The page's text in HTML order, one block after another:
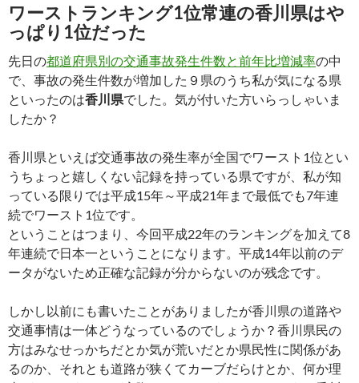
ワーストランキング1位常連の香川県はや
っぱり1位だった
先日の都道府県別の交通事故発生件数と前年比増減率の中
で、事故の発生件数が増加した９県のうち私が気になる県
といったのは香川県でした。気が付いた方いらっしゃいま
したか？
香川県といえば交通事故の発生率が全国でワースト1位とい
うちょっと嬉しくない記録を持っている県ですが、私が知
っている限りでは平成15年～平成21年まで最低でも7年連
続でワースト1位です。
ということはつまり、今回平成22年のランキングを加えて8
年連続で日本一ということになります。平成14年以前のデ
ータがないため正確な記録が分からないのが残念です。
しかし以前にも書いたことがありましたが香川県の道路や
交通事情は一体どうなっているのでしょうか？香川県民の
方はみなせっかちだとか気が荒いだとか県民性に関係があ
るのか、それとも道路が狭くてカーブだらけとか、何か理